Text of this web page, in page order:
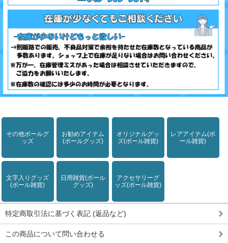
その他ボールグ
ッズ
お勧めアイテム
(ボールグッズ)
オリジナルグッ
ズ(ボール雑貨)
レアアイテム(ボ
ール雑貨)
文字入りグッズ
(ボール雑貨)
日用雑貨(ボール
グッズ)
アクセサリーグ
ッズ(ボール雑貨)
特定商取引法に基づく表記 (返品など)
この商品について問い合わせる